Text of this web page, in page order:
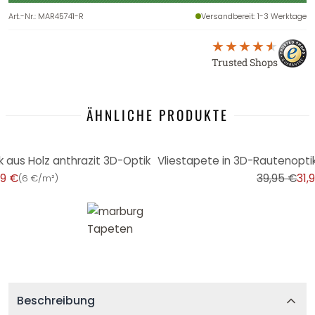
Art.-Nr.: MAR45741-R Versandbereit: 1-3 Werktage
Trusted Shops
ÄHNLICHE PRODUKTE
Holz anthrazit 3D-Optik
€(6 €/m²) 39,95 €
Beschreibung